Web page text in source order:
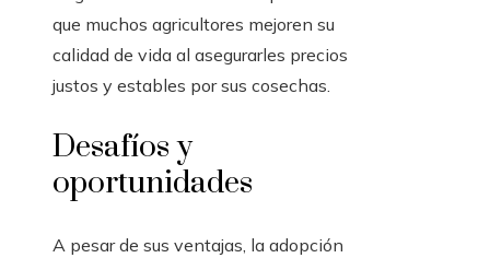
que muchos agricultores mejoren su
calidad de vida al asegurarles precios
justos y estables por sus cosechas.
Desafíos y
oportunidades
A pesar de sus ventajas, la adopción